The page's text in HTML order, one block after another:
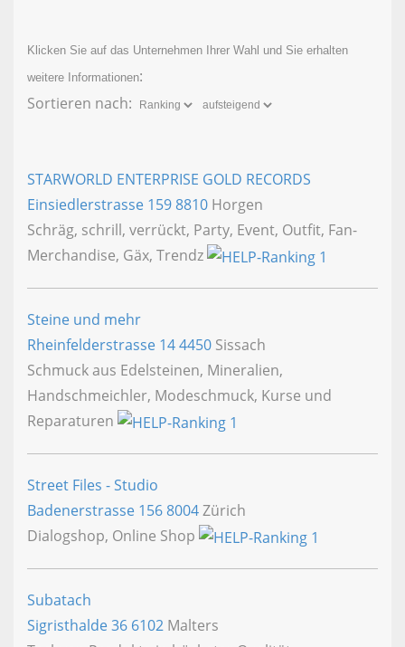
Klicken Sie auf das Unternehmen Ihrer Wahl und Sie erhalten
weitere Informationen:
Sortieren nach:
STARWORLD ENTERPRISE GOLD RECORDS
Einsiedlerstrasse 1598810 Horgen
Schräg, schrill, verrückt, Party, Event, Outfit, Fan-
Merchandise, Gäx, Trendz
Steine und mehr
Rheinfelderstrasse 144450 Sissach
Schmuck aus Edelsteinen, Mineralien,
Handschmeichler, Modeschmuck, Kurse und
Reparaturen
Street Files - Studio
Badenerstrasse 1568004Zürich
Dialogshop, Online Shop
Subatach
Sigristhalde 36 6102 Malters